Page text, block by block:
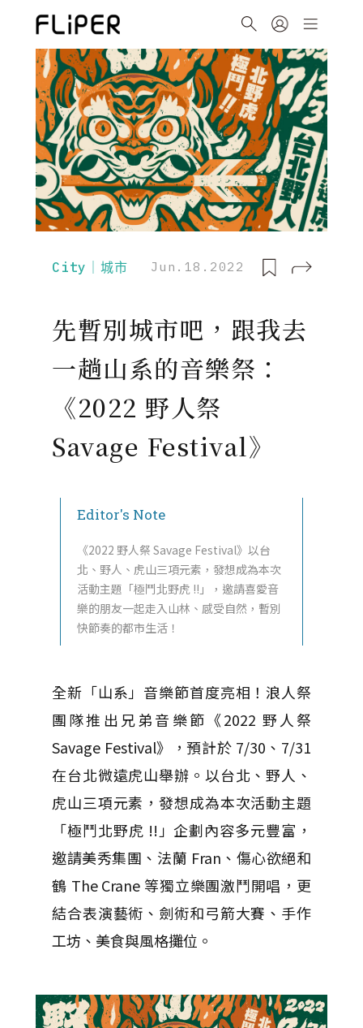
City｜城市 Jun.18.2022
先暫別城市吧，跟我去
一趟山系的音樂祭：
《2022 野人祭
Savage Festival》
Editor's Note
《2022 野人祭 Savage Festival》以台
北、野人、虎山三項元素，發想成為本次
活動主題「極鬥北野虎 !!」，邀請喜愛音
樂的朋友一起走入山林、感受自然，暫別
快節奏的都市生活！
全新「山系」音樂節首度亮相！浪人祭
團隊推出兄弟音樂節《2022 野人祭
Savage Festival》，預計於 7/30、7/31
在台北微遠虎山舉辦。以台北、野人、
虎山三項元素，發想成為本次活動主題
「極鬥北野虎 !!」企劃內容多元豐富，
邀請美秀集團、法蘭 Fran、傷心欲絕和
鶴 The Crane 等獨立樂團激鬥開唱，更
結合表演藝術、劍術和弓箭大賽、手作
工坊、美食與風格攤位。